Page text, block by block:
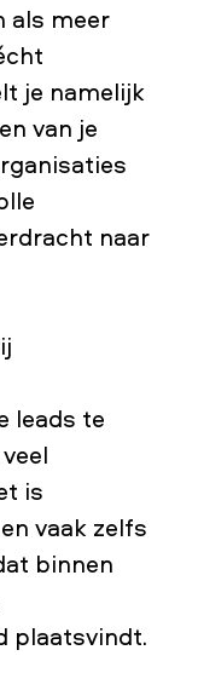
als meer
je namelijk
van je
naar
leads te
is
vaak zelfs
binnen
plaatsvindt.